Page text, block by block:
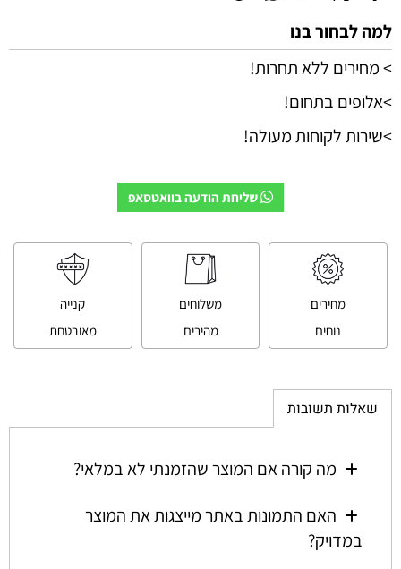
למה לבחור בנו
> מחירים ללא תחרות!
>אלופים בתחום!
>שירות לקוחות מעולה!
שליחת הודעה בוואטסאפ
מחירים
נוחים
משלוחים
מהירים
קנייה
מאובטחת
שאלות תשובות
מה קורה אם המוצר שהזמנתי לא במלאי?
האם התמונות באתר מייצגות את המוצר
במדויק?